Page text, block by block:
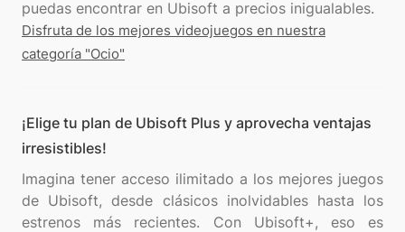
Disfruta de los mejores videojuegos en nuestra
categoría "Ocio"
¡Elige tu plan de Ubisoft Plus y aprovecha ventajas
irresistibles!
Imagina tener acceso ilimitado a los mejores juegos
de Ubisoft, desde clásicos inolvidables hasta los
estrenos más recientes. Con Ubisoft+, eso es